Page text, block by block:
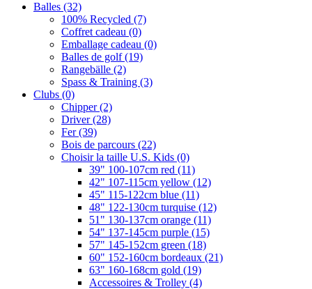
Balles (32)
100% Recycled (7)
Coffret cadeau (0)
Emballage cadeau (0)
Balles de golf(19)
Rangebälle (2)
Spass & Training (3)
Clubs (0)
Chipper(2)
Driver(28)
Fer(39)
Bois de parcours (22)
Choisir la taille U.S. Kids (0)
39" 100-107cm red (11)
42" 107-115cm yellow (12)
45" 115-122cm blue (11)
48" 122-130cm turquise (12)
51" 130-137cm orange (11)
54" 137-145cm purple (15)
57" 145-152cm green (18)
60" 152-160cm bordeaux (21)
63" 160-168cm gold (19)
Accessoires & Trolley (4)